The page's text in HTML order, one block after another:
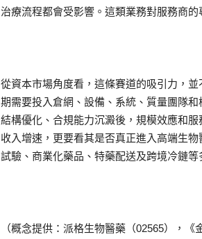
治療流程都會受影響。這類業務對服務商
從資本市場角度看，這條賽道的吸引力，
期需要投入倉網、設備、系統、質量團隊
結構優化、合規能力沉澱後，規模效應和
收入增速，更要看其是否真正進入高端生
試驗、商業化藥品、特藥配送及跨境冷鏈等
（概念提供：派格生物醫藥（02565），《